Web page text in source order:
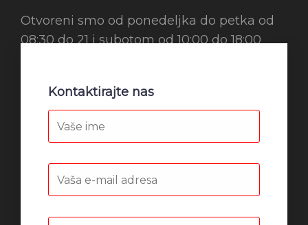
Otvoreni smo od ponedeljka do petka od
08:30 do 21 i subotom od 10:00 do 18:00
Kontaktirajte nas